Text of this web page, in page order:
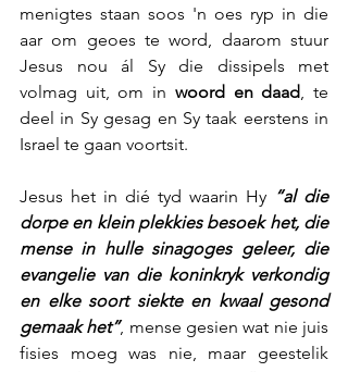
menigtes staan soos 'n oes ryp in die
aar om geoes te word, daarom stuur
Jesus nou ál Sy die dissipels met
volmag uit, om in woord en daad, te
deel in Sy gesag en Sy taak eerstens in
Israel te gaan voortsit.
Jesus het in dié tyd waarin Hy “al die
dorpe en klein plekkies besoek het, die
mense in hulle sinagoges geleer, die
evangelie van die koninkryk verkondig
en elke soort siekte en kwaal gesond
gemaak het”, mense gesien wat nie juis
fisies moeg was nie, maar geestelik